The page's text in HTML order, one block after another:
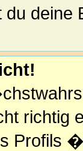
du
richtig